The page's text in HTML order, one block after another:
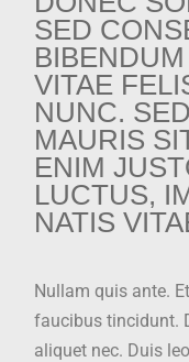
SED
VITAE
NUNC.
MAURIS
ENIM
LUCTUS,
NATIS
Nullam quis ante.
faucibus tincidunt.
aliquet nec. Duis